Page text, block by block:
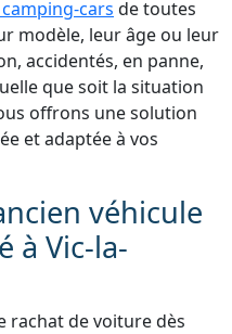
cars de toutes
modèle, leur âge ou leur
accidentés, en panne,
que soit la situation
offrons une solution
et adaptée à vos
véhicule
à Vic-la-
rachat de voiture dès